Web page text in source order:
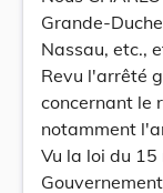
Grande-
Nassau, etc.,
Revu l'arrêté
concernant le
notamment
Vu la loi du